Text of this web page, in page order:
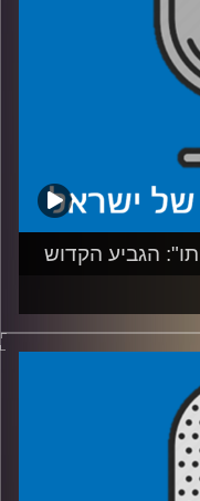
– באטלר, ואולי בכלל
דוידוביץ', משה
דורות וג'ואל